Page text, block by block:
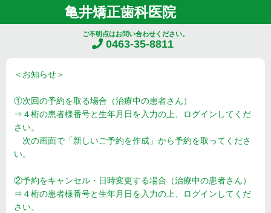
亀井矯正歯科医院
ご不明点はお問い合わせください。
0463-35-8811
＜お知らせ＞
①次回の予約を取る場合（治療中の患者さん）
⇒４桁の患者様番号と生年月日を入力の上、ログインしてくだ
さい。
次の画面で「新しいご予約を作成」から予約を取ってくださ
い。
②予約をキャンセル・日時変更する場合（治療中の患者さん）
⇒４桁の患者様番号と生年月日を入力の上、ログインしてくだ
さい。